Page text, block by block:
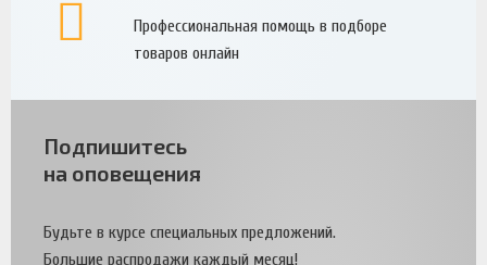
Профессиональная помощь в подборе
товаров онлайн
Подпишитесь
на оповещения
Будьте в курсе специальных предложений.
Большие распродажи каждый месяц!